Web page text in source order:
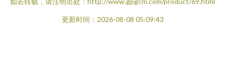
更新时间：2026-08-08 05:09:43